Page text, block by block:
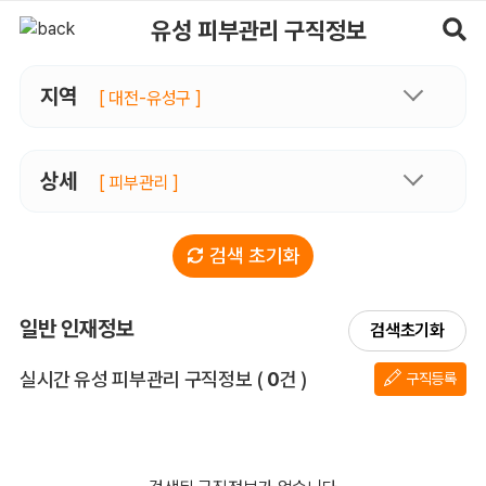
유성 피부관리 구직정보
지역 [ 대전-유성구 ]
상세 [ 피부관리 ]
검색 초기화
일반 인재정보 검색초기화
실시간 유성 피부관리 구직정보 전체 목록
( 0건 ) 구직등록